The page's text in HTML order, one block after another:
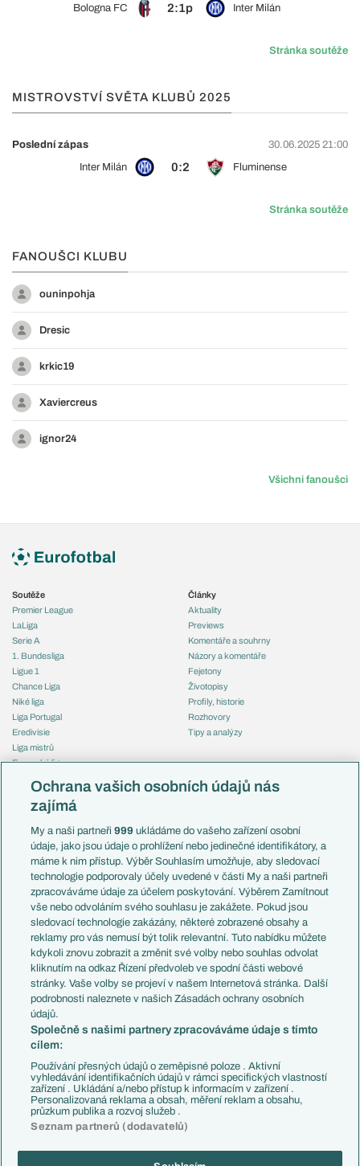
Bologna FC
2:1p Inter Milán
Stránka soutěže
MISTROVSTVÍ SVĚTA KLUBŮ 2025
Poslední zápas
30.06.2025 21:00
Inter Milán
0:2 Fluminense
Stránka soutěže
FANOUŠCI KLUBU
ouninpohja
Dresic
krkic19
Xaviercreus
ignor24
Všichni fanoušci
Soutěže
Premier League
LaLiga
Serie A
1. Bundesliga
Ligue 1
Chance Liga
Niké liga
Liga Portugal
Eredivisie
Liga mistrů
Evropská liga
Mistrovství světa
Liga národů
Témata
Představení týmů MS
EuroSkauting
PL v kostce
Evropské koeficienty
Přestupy
Přestupové spekulace
Zranění
Kluby
Arsenal FC
Chelsea FC
Manchester United
AC Milán
Juventus FC
Bayern Mnichov
FC Barcelona
Real Madrid
Články
Aktuality
Previews
Komentáře a souhrny
Názory a komentáře
Fejetony
Životopisy
Profily, historie
Rozhovory
Tipy a analýzy
Česko
Francie
Itálie
Německo
Španělsko
Argentina
Brazílie
Přestupy
Zápasy
Livescore
Tipovací soutěž
Ochrana vašich osobních údajů nás
zajímá
My a naši partneři999 ukládáme do vašeho zařízení osobní
údaje, jako jsou údaje o prohlížení nebo jedinečné identifikátory, a
máme k nim přístup. Výběr Souhlasím umožňuje, aby sledovací
technologie podporovaly účely uvedené v části My a naši partneři
zpracováváme údaje za účelem poskytování. Výběrem Zamítnout
vše nebo odvoláním svého souhlasu je zakážete. Pokud jsou
sledovací technologie zakázány, některé zobrazené obsahy a
reklamy pro vás nemusí být tolik relevantní. Tuto nabídku můžete
kdykoli znovu zobrazit a změnit své volby nebo souhlas odvolat
kliknutím na odkaz Řízení předvoleb ve spodní části webové
stránky. Vaše volby se projeví v našem Internetová stránka. Další
podrobnosti naleznete v našich Zásadách ochrany osobních
údajů.
Společně s našimi partnery zpracováváme údaje s tímto
cílem:
Používání přesných údajů o zeměpisné poloze . Aktivní
vyhledávání identifikačních údajů v rámci specifických vlastností
zařízení . Ukládání a/nebo přístup k informacím v zařízení .
Personalizovaná reklama a obsah, měření reklam a obsahu,
průzkum publika a rozvoj služeb .
Seznam partnerů (dodavatelů)